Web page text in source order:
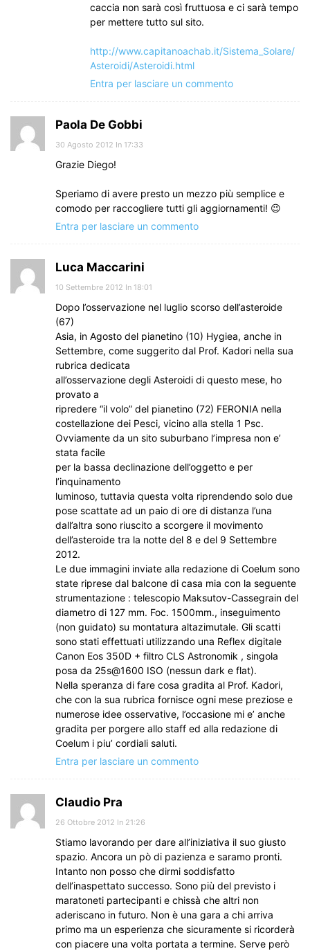
caccia non sarà così fruttuosa e ci sarà tempo
per mettere tutto sul sito.
http://www.capitanoachab.it/Sistema_Solare/
Asteroidi/Asteroidi.html
Entra per lasciare un commento
Paola De Gobbi
30 Agosto 2012 In 17:33
Grazie Diego!
Speriamo di avere presto un mezzo più semplice e
comodo per raccogliere tutti gli aggiornamenti! 😉
Entra per lasciare un commento
Luca Maccarini
10 Settembre 2012 In 18:01
Dopo l’osservazione nel luglio scorso dell’asteroide
(67)
Asia, in Agosto del pianetino (10) Hygiea, anche in
Settembre, come suggerito dal Prof. Kadori nella sua
rubrica dedicata
all’osservazione degli Asteroidi di questo mese, ho
provato a
ripredere “il volo” del pianetino (72) FERONIA nella
costellazione dei Pesci, vicino alla stella 1 Psc.
Ovviamente da un sito suburbano l’impresa non e’
stata facile
per la bassa declinazione dell’oggetto e per
l’inquinamento
luminoso, tuttavia questa volta riprendendo solo due
pose scattate ad un paio di ore di distanza l’una
dall’altra sono riuscito a scorgere il movimento
dell’asteroide tra la notte del 8 e del 9 Settembre
2012.
Le due immagini inviate alla redazione di Coelum sono
state riprese dal balcone di casa mia con la seguente
strumentazione : telescopio Maksutov-Cassegrain del
diametro di 127 mm. Foc. 1500mm., inseguimento
(non guidato) su montatura altazimutale. Gli scatti
sono stati effettuati utilizzando una Reflex digitale
Canon Eos 350D + filtro CLS Astronomik , singola
posa da 25s@1600 ISO (nessun dark e flat).
Nella speranza di fare cosa gradita al Prof. Kadori,
che con la sua rubrica fornisce ogni mese preziose e
numerose idee osservative, l’occasione mi e’ anche
gradita per porgere allo staff ed alla redazione di
Coelum i piu’ cordiali saluti.
Entra per lasciare un commento
Claudio Pra
26 Ottobre 2012 In 21:26
Stiamo lavorando per dare all’iniziativa il suo giusto
spazio. Ancora un pò di pazienza e saramo pronti.
Intanto non posso che dirmi soddisfatto
dell’inaspettato successo. Sono più del previsto i
maratoneti partecipanti e chissà che altri non
aderiscano in futuro. Non è una gara a chi arriva
primo ma un esperienza che sicuramente si ricorderà
con piacere una volta portata a termine. Serve però